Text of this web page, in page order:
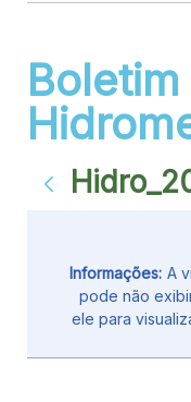
Boletim
Informações: A
pode não
ele para